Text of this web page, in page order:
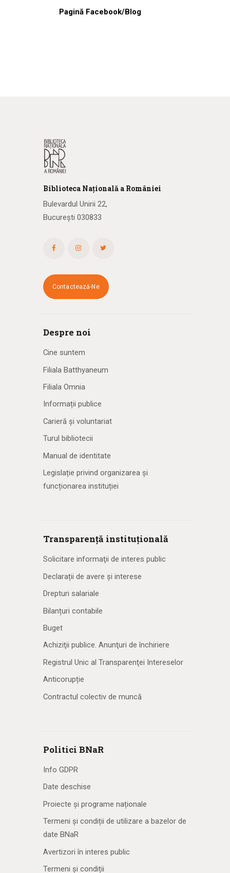
Pagină Facebook/Blog
Biblioteca Națională a României
Bulevardul Unirii 22,
București 030833
Contactează-Ne
Despre noi
Cine suntem
Filiala Batthyaneum
Filiala Omnia
Informații publice
Carieră și voluntariat
Turul bibliotecii
Manual de identitate
Legislație privind organizarea și
funcționarea instituției
Transparență instituțională
Solicitare informaţii de interes public
Declarații de avere și interese
Drepturi salariale
Bilanțuri contabile
Buget
Achiziţii publice. Anunţuri de închiriere
Registrul Unic al Transparenţei Intereselor
Anticorupție
Contractul colectiv de muncă
Politici BNaR
Info GDPR
Date deschise
Proiecte și programe naționale
Termeni și condiții de utilizare a bazelor de
date BNaR
Avertizori în interes public
Termeni și condiții